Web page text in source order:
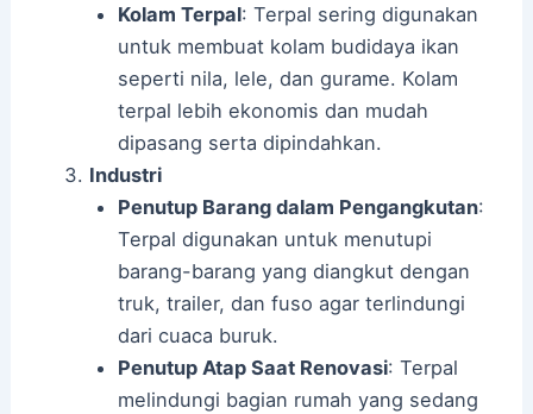
Kolam Terpal: Terpal sering digunakan
untuk membuat kolam budidaya ikan
seperti nila, lele, dan gurame. Kolam
terpal lebih ekonomis dan mudah
dipasang serta dipindahkan.
Industri
Penutup Barang dalam Pengangkutan:
Terpal digunakan untuk menutupi
barang-barang yang diangkut dengan
truk, trailer, dan fuso agar terlindungi
dari cuaca buruk.
Penutup Atap Saat Renovasi: Terpal
melindungi bagian rumah yang sedang